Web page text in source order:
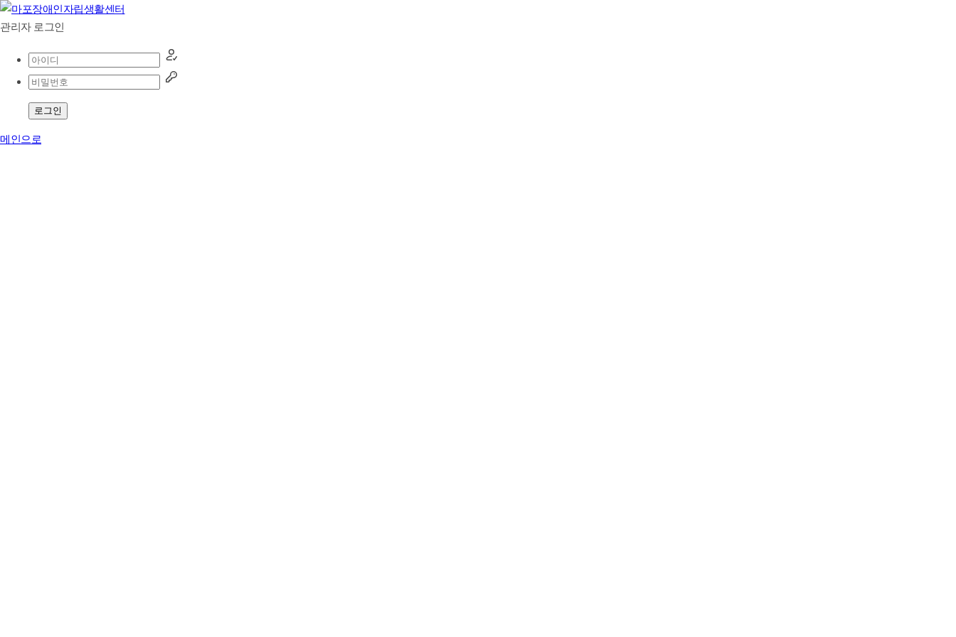
관리자 로그인
로그인
메인으로